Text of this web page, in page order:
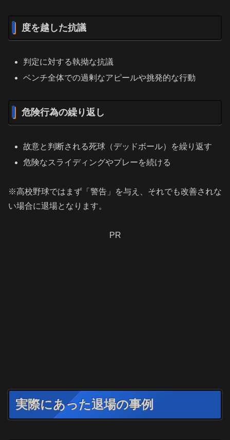
度を越した抗議
判定に対する執拗な抗議
ベンチ全体での過剰なアピールや挑発的な行動
危険行為の繰り返し
故意と判断される死球（デッドボール）を繰り返す
危険なスライディングやプレーを続ける
※高校野球ではまず「警告」を与え、それでも改善されな
い場合に退場となります。
PR
実際にあった退場の事例